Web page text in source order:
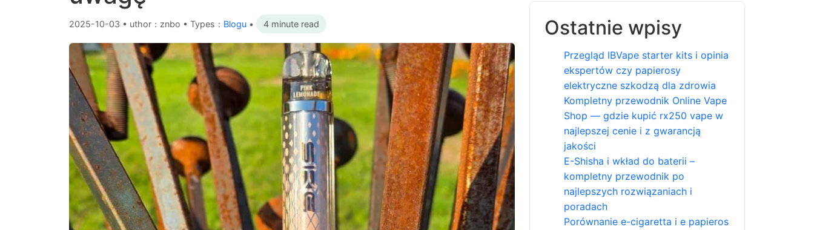
2025-10-03 • uthor：znbo • Types： Blogu • 4 minute read Ostatnie wpisy
Przegląd IBVape starter kits i opinia
ekspertów czy papierosy
elektryczne szkodzą dla zdrowia
Kompletny przewodnik Online Vape
Shop — gdzie kupić rx250 vape w
najlepszej cenie i z gwarancją
jakości
E-Shisha i wkład do baterii –
kompletny przewodnik po
najlepszych rozwiązaniach i
poradach
Porównanie e-cigaretta i e papieros